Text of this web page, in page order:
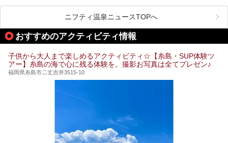
ペース、ロウリュウなど、心ゆくまで楽しむためのサービス
が充実した施設も多くみられます。
今回はそんなサウナにこだわった、福岡県内のオススメ温
泉・銭湯・スパを10件紹介したいと思います！
ニフティ温泉ニュースTOPへ
おすすめのアクティビティ情報
子供から大人まで楽しめるアクティビティ☆【糸島・SUP体験ツ
アー】糸島の海で心に残る体験を。撮影お写真は全てプレゼン♪
福岡県糸島市二丈吉井3515-10